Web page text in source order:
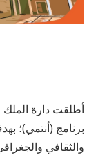
أطلقت دارة الملك
برنامج (أنتمي)؛
والثقافي